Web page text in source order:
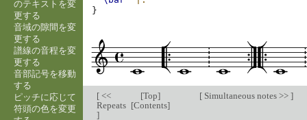
}
[<<
Repeats
]
[Top]
[Contents]
[Simultaneous notes >> ]
のテキストを変
更する
音域の隙間を変
更する
譜線の音程を変
更する
音部記号を移動
する
ピッチに応じて
符頭の色を変更